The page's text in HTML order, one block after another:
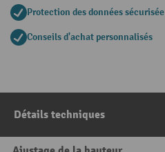
Protection des données sécurisée
Conseils d'achat personnalisés
Détails techniques